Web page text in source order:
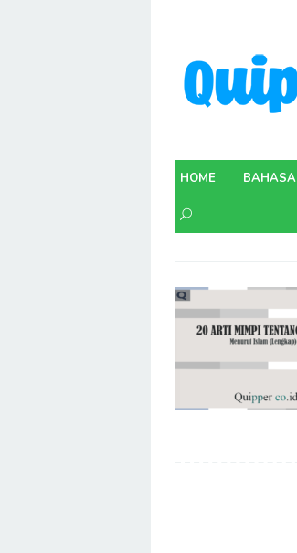
content
HOME BAHASA